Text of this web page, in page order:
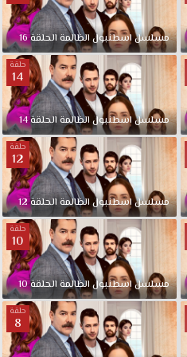
مسلسلاسطنبول الظالمةالحلقة16
حلقة
14
مسلسلاسطنبول الظالمةالحلقة14
حلقة
12
مسلسلاسطنبول الظالمةالحلقة12
حلقة
10
مسلسلاسطنبول الظالمةالحلقة10
حلقة
8